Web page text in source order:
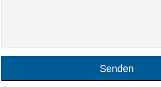
Senden